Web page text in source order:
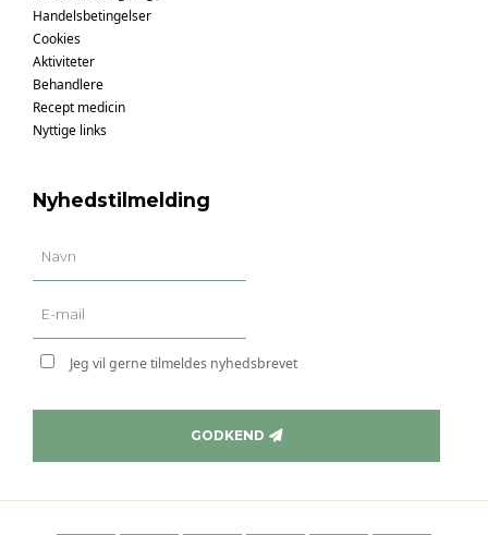
Handelsbetingelser
Cookies
Aktiviteter
Behandlere
Recept medicin
Nyttige links
Nyhedstilmelding
Jeg vil gerne tilmeldes nyhedsbrevet
GODKEND